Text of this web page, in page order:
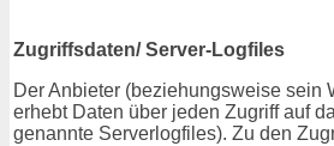
Zugriffsdaten/ Server-Logfiles
Der Anbieter (beziehungsweise sein
erhebt Daten über jeden Zugriff auf
genannte Serverlogfiles). Zu den